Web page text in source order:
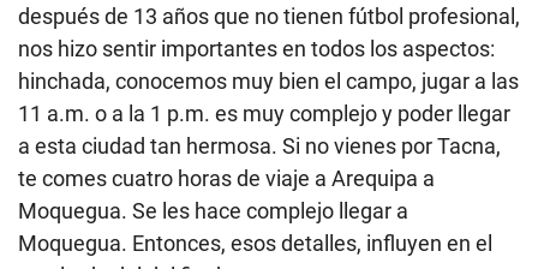
después de 13 años que no tienen fútbol profesional,
nos hizo sentir importantes en todos los aspectos:
hinchada, conocemos muy bien el campo, jugar a las
11 a.m. o a la 1 p.m. es muy complejo y poder llegar
a esta ciudad tan hermosa. Si no vienes por Tacna,
te comes cuatro horas de viaje a Arequipa a
Moquegua. Se les hace complejo llegar a
Moquegua. Entonces, esos detalles, influyen en el